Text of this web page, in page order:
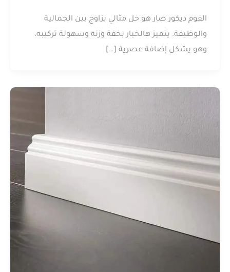
الفوم ديكور صار هو حل مثالي يزاوج بين الجمالية
والوظيفة. يتميز هالخيار بخفة وزنه وسهولة تركيبه،
وهو يشكل إضافة عصرية […]